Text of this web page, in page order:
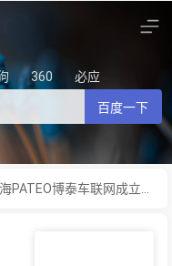
360 必应
百度一下